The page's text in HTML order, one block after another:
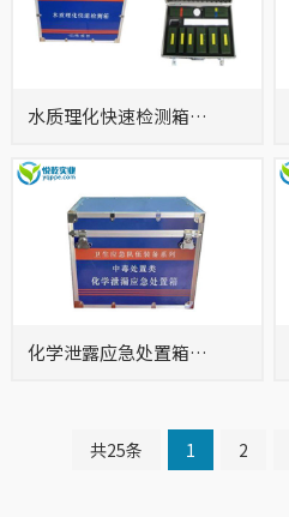
水质理化快速检测箱
YQ1119A
化学泄露应急处置箱
共25条 1 2